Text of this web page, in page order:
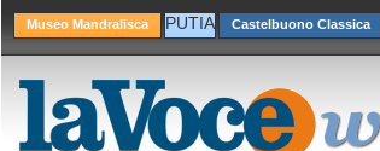
Museo Mandralisca PUTIA Castelbuono Classica